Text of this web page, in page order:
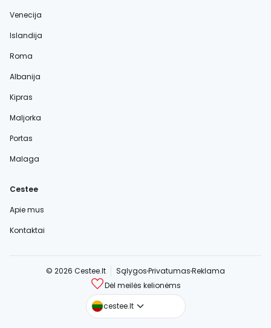
Venecija
Islandija
Roma
Albanija
Kipras
Maljorka
Portas
Malaga
Cestee
Apie mus
Kontaktai
© 2026 Cestee.lt SąlygosPrivatumasReklama
Dėl meilės kelionėms
cestee.lt
cestee.com
cestee.sk